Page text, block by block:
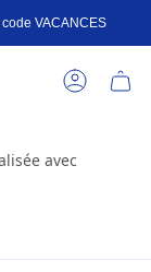
VACANCES
COMPTE
avec